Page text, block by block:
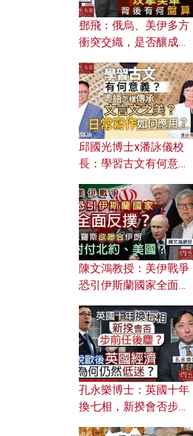
鄧飛：俄烏、美伊多方
衝突交織，是否釀成世
風險攻擊美軍，背後有
何盤算？
邱國光博士x潘詠儀校
長：學習古文有何意
文之美？ 日常寫作如何
應用？
陳文鴻教授：美伊戰爭
恐引伊斯蘭國家全面反
對付北約美國？
孔永樂博士：英國十年
換七相，新揆會否步前